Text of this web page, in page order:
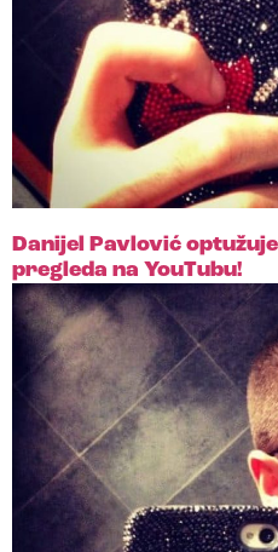
Danijel Pavlović
pregleda na YouTubu!